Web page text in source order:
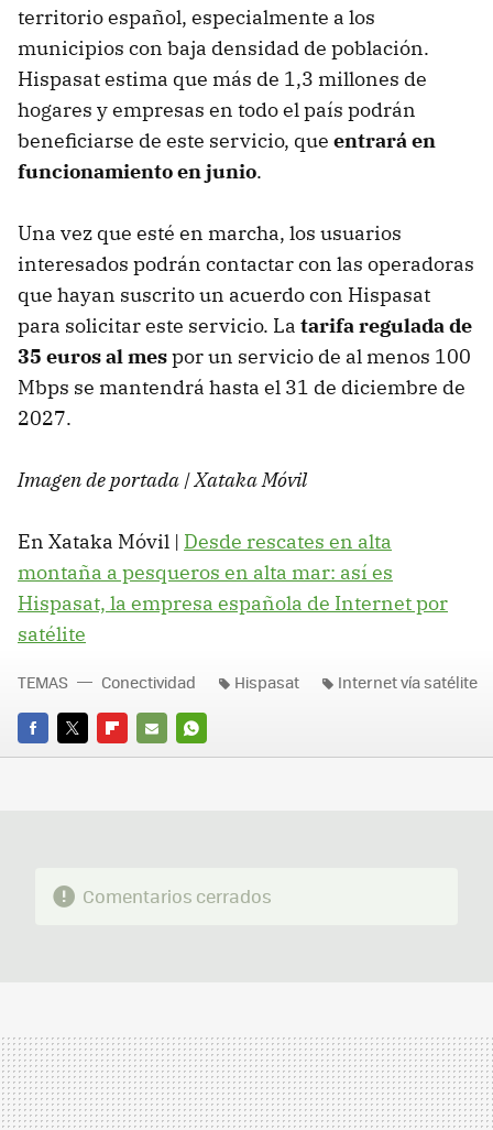
territorio español, especialmente a los
municipios con baja densidad de población.
Hispasat estima que más de 1,3 millones de
hogares y empresas en todo el país podrán
beneficiarse de este servicio, que entrará en
funcionamiento en junio.
Una vez que esté en marcha, los usuarios
interesados podrán contactar con las operadoras
que hayan suscrito un acuerdo con Hispasat
para solicitar este servicio. La tarifa regulada de
35 euros al mespor un servicio de al menos 100
Mbps se mantendrá hasta el 31 de diciembre de
2027.
Imagen de portada | Xataka Móvil
En Xataka Móvil | Desde rescates en alta
montaña a pesqueros en alta mar: así es
Hispasat, la empresa española de Internet por
satélite
FACEBOOK
TWITTERFLIPBOARD
E-
WHATSAPP
TEMAS Conectividad Hispasat Internet vía satélite
Comentarios cerrados